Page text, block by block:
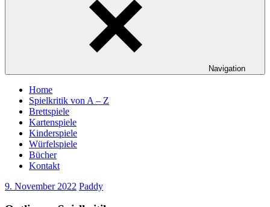
Navigation
Home
Spielkritik von A – Z
Brettspiele
Kartenspiele
Kinderspiele
Würfelspiele
Bücher
Kontakt
9. November 2022 Paddy